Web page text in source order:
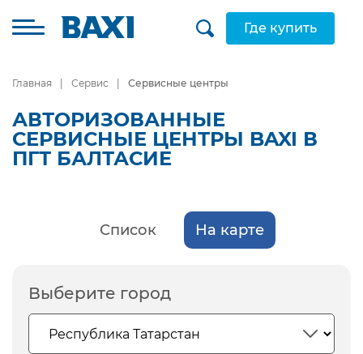
Где купить
Главная Сервис Сервисные центры
АВТОРИЗОВАННЫЕ
СЕРВИСНЫЕ ЦЕНТРЫ BAXI В
ПГТ БАЛТАСИЕ
Список На карте
Выберите город